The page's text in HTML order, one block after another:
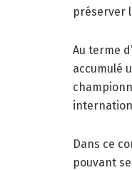
préserver
Au terme
accumulé
Dans ce
pouvant